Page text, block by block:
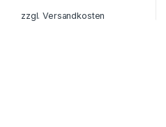
zzgl.Versandkosten